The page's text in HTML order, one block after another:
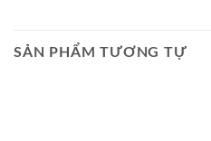
SẢN PHẨM TƯƠNG TỰ